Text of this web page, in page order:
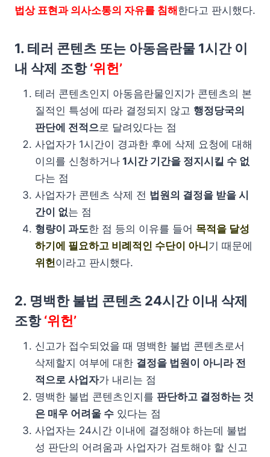
법상 표현과 의사소통의 자유를 침해한다고 판시했다.
1. 테러 콘텐츠 또는 아동음란물 1시간 이
내 삭제 조항‘위헌’
테러 콘텐츠인지 아동음란물인지가 콘텐츠의 본
질적인 특성에 따라 결정되지 않고 행정당국의
판단에 전적으로 달려있다는 점
사업자가 1시간이 경과한 후에 삭제 요청에 대해
이의를 신청하거나 1시간 기간을 정지시킬 수 없
다는 점
사업자가 콘텐츠 삭제 전 법원의 결정을 받을 시
간이 없는 점
형량이 과도한 점 등의 이유를 들어 목적을 달성
하기에 필요하고 비례적인 수단이 아니기 때문에
위헌이라고 판시했다.
2. 명백한 불법 콘텐츠 24시간 이내 삭제
조항‘위헌’
신고가 접수되었을 때 명백한 불법 콘텐츠로서
삭제할지 여부에 대한 결정을 법원이 아니라 전
적으로 사업자가 내리는 점
명백한 불법 콘텐츠인지를 판단하고 결정하는 것
은 매우 어려울 수 있다는 점
사업자는 24시간 이내에 결정해야 하는데 불법
성 판단의 어려움과 사업자가 검토해야 할 신고